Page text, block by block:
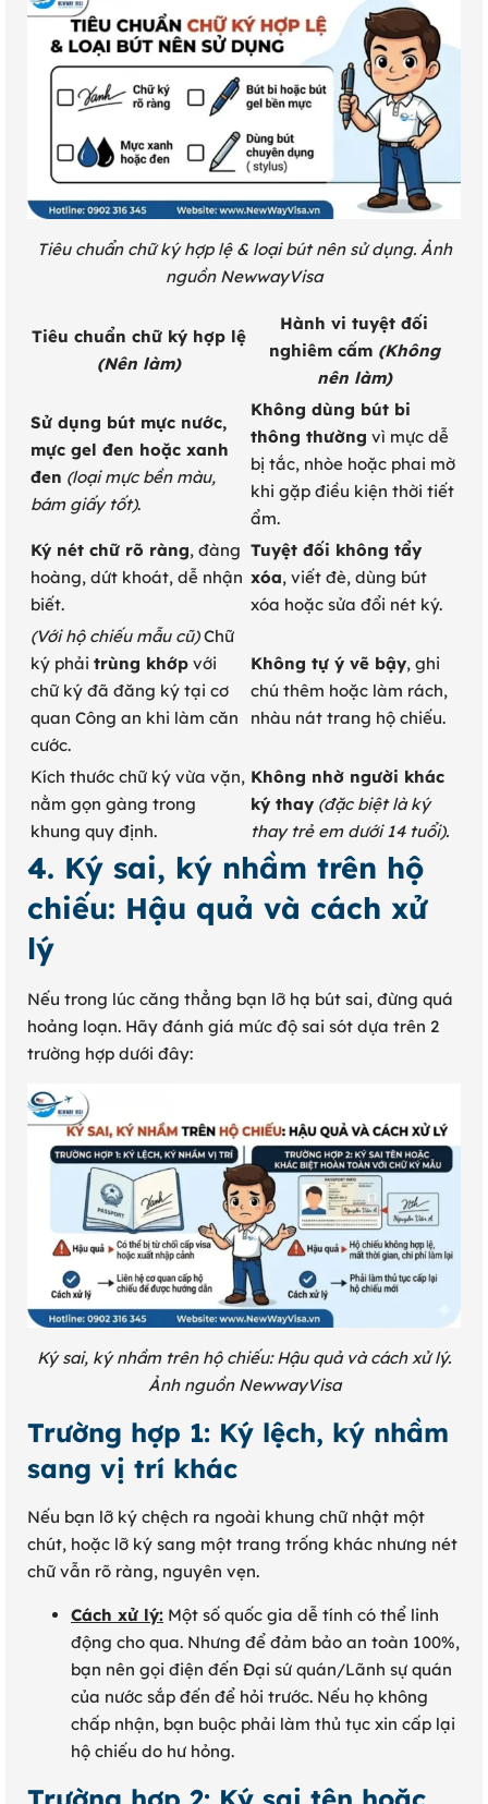
Tiêu chuẩn chữ ký hợp lệ & loại bút nên sử dụng. Ảnh
nguồn NewwayVisa
Tiêu chuẩn chữ ký hợp lệ
(Nên làm)
Hành vi tuyệt đối
nghiêm cấm (Không
nên làm)
Sử dụng bút mực nước,
mực gel đen hoặc xanh
đen (loại mực bền màu,
bám giấy tốt).
Không dùng bút bi
thông thường vì mực dễ
bị tắc, nhòe hoặc phai mờ
khi gặp điều kiện thời tiết
ẩm.
Ký nét chữ rõ ràng, đàng
hoàng, dứt khoát, dễ nhận
biết.
Tuyệt đối không tẩy
xóa, viết đè, dùng bút
xóa hoặc sửa đổi nét ký.
(Với hộ chiếu mẫu cũ)Chữ
ký phải trùng khớp với
chữ ký đã đăng ký tại cơ
quan Công an khi làm căn
cước.
Không tự ý vẽ bậy, ghi
chú thêm hoặc làm rách,
nhàu nát trang hộ chiếu.
Kích thước chữ ký vừa vặn,
nằm gọn gàng trong
khung quy định.
Không nhờ người khác
ký thay (đặc biệt là ký
thay trẻ em dưới 14 tuổi).
4. Ký sai, ký nhầm trên hộ
chiếu: Hậu quả và cách xử
lý
Nếu trong lúc căng thẳng bạn lỡ hạ bút sai, đừng quá
hoảng loạn. Hãy đánh giá mức độ sai sót dựa trên 2
trường hợp dưới đây:
Ký sai, ký nhầm trên hộ chiếu: Hậu quả và cách xử lý.
Ảnh nguồn NewwayVisa
Trường hợp 1: Ký lệch, ký nhầm
sang vị trí khác
Nếu bạn lỡ ký chệch ra ngoài khung chữ nhật một
chút, hoặc lỡ ký sang một trang trống khác nhưng nét
chữ vẫn rõ ràng, nguyên vẹn.
Cách xử lý: Một số quốc gia dễ tính có thể linh
động cho qua. Nhưng để đảm bảo an toàn 100%,
bạn nên gọi điện đến Đại sứ quán/Lãnh sự quán
của nước sắp đến để hỏi trước. Nếu họ không
chấp nhận, bạn buộc phải làm thủ tục xin cấp lại
hộ chiếu do hư hỏng.